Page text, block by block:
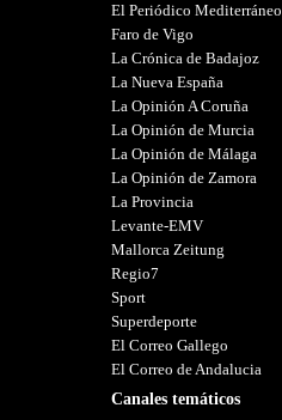
El Periódico Mediterráneo
Faro de Vigo
La Crónica de Badajoz
La Nueva España
La Opinión A Coruña
La Opinión de Murcia
La Opinión de Málaga
La Opinión de Zamora
La Provincia
Levante-EMV
Mallorca Zeitung
Regio7
Sport
Superdeporte
El Correo Gallego
El Correo de Andalucia
Canales temáticos